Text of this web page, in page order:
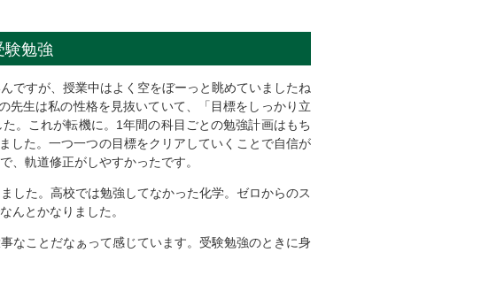
験勉強
ですが、授業中はよく空をぼーっと眺めていましたね
先生は私の性格を見抜いていて、「目標をしっかり立
。これが転機に。1年間の科目ごとの勉強計画はもち
した。一つ一つの目標をクリアしていくことで自信が
、軌道修正がしやすかったです。
した。高校では勉強してなかった化学。ゼロからのス
んとかなりました。
ことだなぁって感じています。受験勉強のときに身